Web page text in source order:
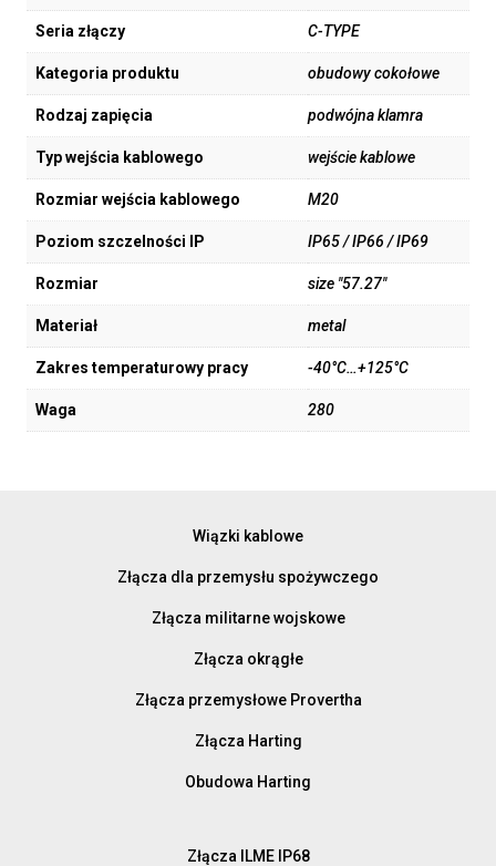
Seria złączy C-TYPE
Kategoria produktu obudowy cokołowe
Rodzaj zapięcia podwójna klamra
Typ wejścia kablowego wejście kablowe
Rozmiar wejścia kablowego M20
Poziom szczelności IP IP65 / IP66 / IP69
Rozmiar size "57.27"
Materiał metal
Zakres temperaturowy pracy -40°C…+125°C
Waga 280
Wiązki kablowe
Złącza dla przemysłu spożywczego
Złącza militarne wojskowe
Złącza okrągłe
Złącza przemysłowe Provertha
Złącza Harting
Obudowa Harting
Złącza ILME IP68